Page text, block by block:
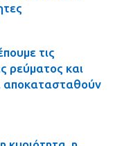
τις
ρεύματος και
αποκατασταθούν